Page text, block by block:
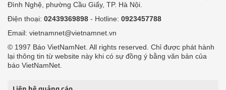
Đình Nghệ, phường Cầu Giấy, TP. Hà Nội.
Điện thoại: 02439369898 - Hotline: 0923457788
Email: vietnamnet@vietnamnet.vn
© 1997 Báo VietNamNet. All rights reserved. Chỉ được phát hành
lại thông tin từ website này khi có sự đồng ý bằng văn bản của
báo VietNamNet.